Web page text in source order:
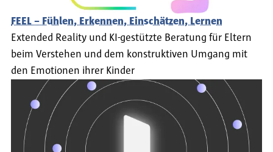
FEEL – Fühlen, Erkennen, Einschätzen, Lernen
Extended Reality und KI-gestützte Beratung für Eltern
beim Verstehen und dem konstruktiven Umgang mit
den Emotionen ihrer Kinder